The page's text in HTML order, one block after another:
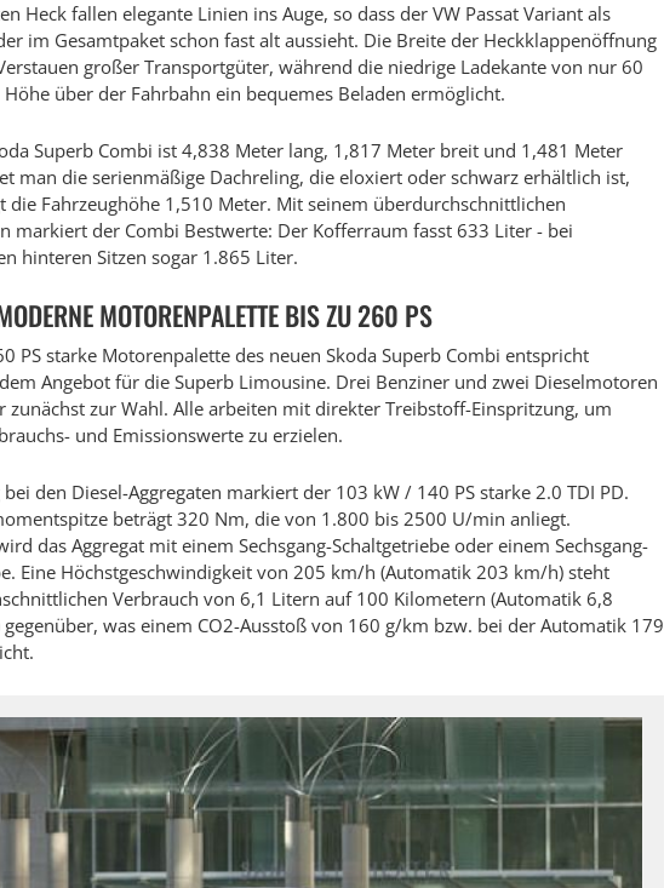
Heck fallen elegante Linien ins Auge, so dass der VW Passat Variant als
im Gesamtpaket schon fast alt aussieht. Die Breite der Heckklappenöffnung
großer Transportgüter, während die niedrige Ladekante von nur 60
über der Fahrbahn ein bequemes Beladen ermöglicht.
Superb Combi ist 4,838 Meter lang, 1,817 Meter breit und 1,481 Meter
man die serienmäßige Dachreling, die eloxiert oder schwarz erhältlich ist,
die Fahrzeughöhe 1,510 Meter. Mit seinem überdurchschnittlichen
markiert der Combi Bestwerte: Der Kofferraum fasst 633 Liter - bei
hinteren Sitzen sogar 1.865 Liter.
MOTORENPALETTE BIS ZU 260 PS
PS starke Motorenpalette des neuen Skoda Superb Combi entspricht
Angebot für die Superb Limousine. Drei Benziner und zwei Dieselmotoren
zunächst zur Wahl. Alle arbeiten mit direkter Treibstoff-Einspritzung, um
und Emissionswerte zu erzielen.
bei den Diesel-Aggregaten markiert der 103 kW / 140 PS starke 2.0 TDI PD.
beträgt 320 Nm, die von 1.800 bis 2500 U/min anliegt.
das Aggregat mit einem Sechsgang-Schaltgetriebe oder einem Sechsgang-
Eine Höchstgeschwindigkeit von 205 km/h (Automatik 203 km/h) steht
Verbrauch von 6,1 Litern auf 100 Kilometern (Automatik 6,8
was einem CO2-Ausstoß von 160 g/km bzw. bei der Automatik 179